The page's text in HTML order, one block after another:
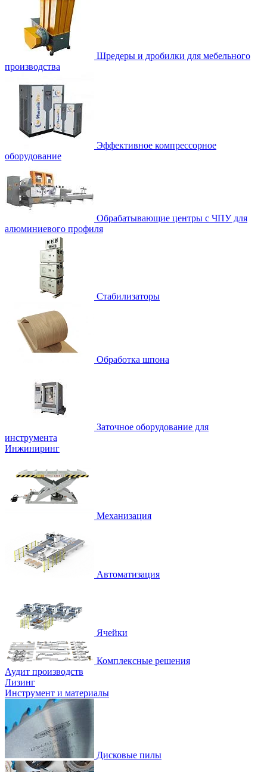
Шредеры и дробилки для мебельного
производства
Эффективное компрессорное
оборудование
Обрабатывающие центры с ЧПУ для
алюминиевого профиля
Стабилизаторы
Обработка шпона
Заточное оборудование для
инструмента
Инжиниринг
Механизация
Автоматизация
Ячейки
Комплексные решения
Аудит производств
Лизинг
Инструмент и материалы
Дисковые пилы